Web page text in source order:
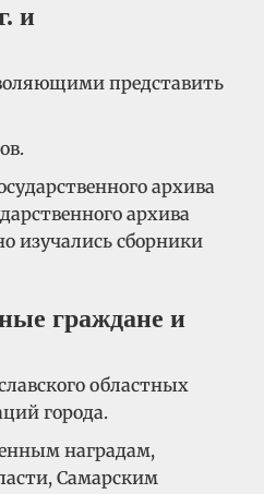
и
представить
архива
архива
изучались сборники
граждане и
областных
города.
наградам,
Самарским